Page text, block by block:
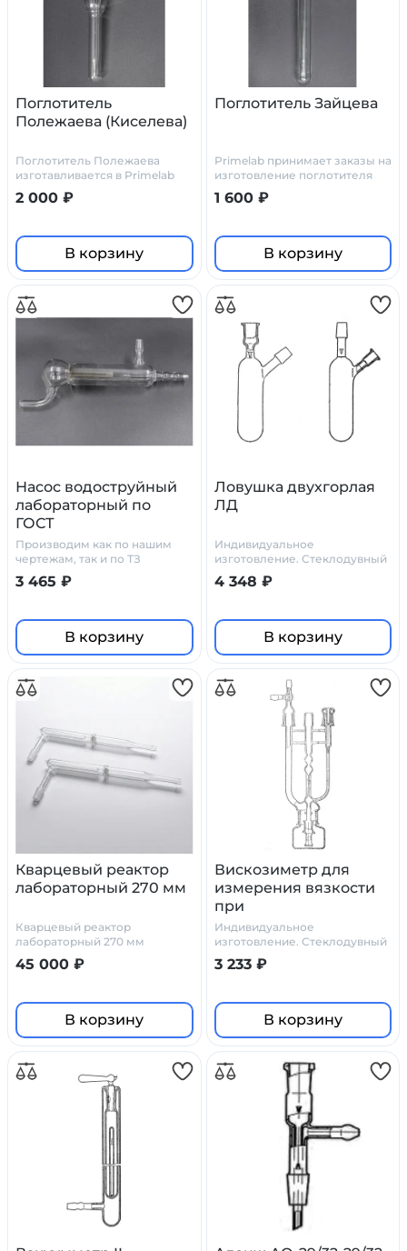
Поглотитель
Полежаева (Киселева)
Поглотитель Полежаева
изготавливается в Primelab
как по стандартным чертежам
(у нас они есть), так и по
2 000 ₽
В корзину
Поглотитель Зайцева
Primelab принимает заказы на
изготовление поглотителя
Зайцева по нашим чертежам,
или по ТЗ и чертежам
1 600 ₽
В корзину
Насос водоструйный
лабораторный по
ГОСТ
Производим как по нашим
чертежам, так и по ТЗ
заказчика.
3 465 ₽
В корзину
Ловушка двухгорлая
ЛД
Индивидуальное
изготовление. Стеклодувный
цех Primelab
4 348 ₽
В корзину
Кварцевый реактор
лабораторный 270 мм
Кварцевый реактор
лабораторный 270 мм
45 000 ₽
В корзину
Вискозиметр для
измерения вязкости
при
термостатировании
ВИВТ №2
Индивидуальное
изготовление. Стеклодувный
цех Primelab
3 233 ₽
В корзину